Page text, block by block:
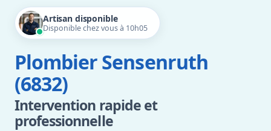
Artisan disponible
Disponible chez vous à 10h05
Plombier Sensenruth
(6832)
Intervention rapide et
professionnelle